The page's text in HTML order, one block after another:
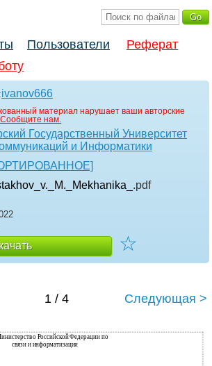
Пользователи
Реферат
ivanov666
материал нарушает ваши авторские
Сообщите нам.
Государственный Университет
и Информатики
.pdf
☆
1 / 4 Следующая >
Российской Федерации по
связи и информатизации